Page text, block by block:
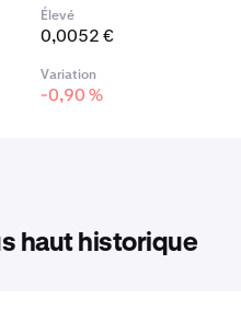
Élevé
0,0052 €
Variation
-0,90 %
haut historique